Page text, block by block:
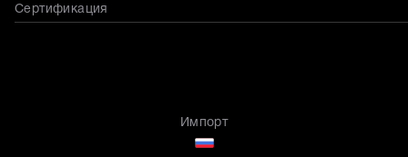
Сертификация
Импорт